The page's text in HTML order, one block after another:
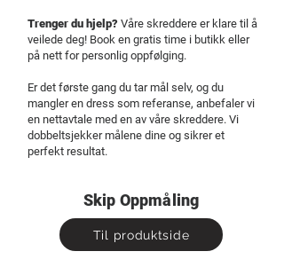
Trenger du hjelp? Våre skreddere er klare til å
veilede deg! Book en gratis time i butikk eller
på nett for personlig oppfølging.
Er det første gang du tar mål selv, og du
mangler en dress som referanse, anbefaler vi
en nettavtale med en av våre skreddere. Vi
dobbeltsjekker målene dine og sikrer et
perfekt resultat.
Skip Oppmåling
Til produktside